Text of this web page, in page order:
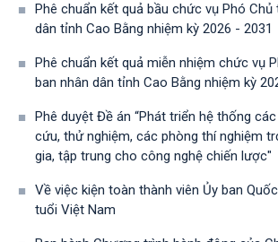
Phê chuẩn kết quả bầu chức vụ Phó Chủ
dân tỉnh Cao Bằng nhiệm kỳ 2026 - 2031
Phê chuẩn kết quả miễn nhiệm chức vụ
ban nhân dân tỉnh Cao Bằng nhiệm kỳ
Phê duyệt Đề án “Phát triển hệ thống
cứu, thử nghiệm, các phòng thí nghiệm
gia, tập trung cho công nghệ chiến lược"
Về việc kiện toàn thành viên Ủy ban
tuổi Việt Nam